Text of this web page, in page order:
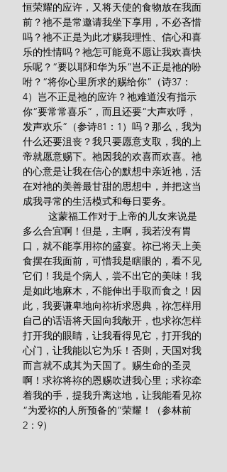
恒荣耀的应许，又将天使的食物放在我面
前？祂不是常邀请我坐下享用，不必吝惜
吗？祂不正是为此才赐我理性、信心和喜
乐的性情吗？祂怎可能竟不愿让我欢喜快
乐呢？“要以耶和华为乐”岂不正是祂的吩
咐？“将你心里所求的赐给你”（诗37：
4）岂不正是祂的应许？祂难道没有指示
你“要常常喜乐”，而且还要“大声欢呼，
发声欢乐”（参诗81：1）吗？那么，我为
什么还要沮丧？我只要愿意支取，我的上
帝就愿意赐下。祂因我的欢喜而欢喜。祂
的心意是让我在信心的默想中亲近祂，活
在对祂的美善最甘甜的思想中，并把这当
成我寻常的生活模式和每日要务。
多么合宜啊！但是，主啊，我若没有胃
口，就不能享用祢的盛宴。祢已将天上美
食摆在我面前，可惜我是瞎眼的，看不见
它们！我是个病人，尝不出它的美味！我
是如此地麻木，不能伸出手取而食之！因
此，我要谦卑地向祢祈求恩典，祢怎样用
自己的话语将天国向我敞开，也求祢怎样
打开我的眼睛，让我看得见它，打开我的
心门，让我能以它为乐！否则，天国对我
而言就不成其为天国了。赐生命的圣灵
啊！求祢将祢的恩赐吹进我心里；求祢牵
着我的手，提我升离这地，让我能看见祢
“为爱祢的人所预备的”荣耀！（参林前
2：9）